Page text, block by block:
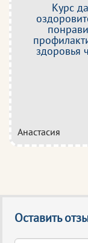
Курс
здоровья
Анастасия
Оставить